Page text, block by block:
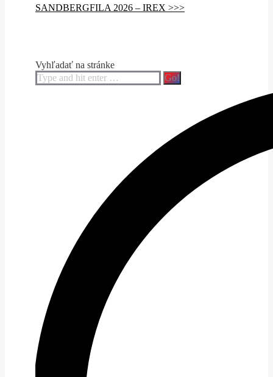
SANDBERGFILA 2026 – IREX >>>
Vyhľadať na stránke
Search: